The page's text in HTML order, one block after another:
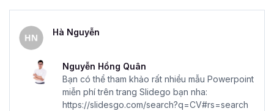
Hà Nguyễn
Nguyễn Hồng Quân
Bạn có thể tham khảo rất nhiều mẫu Powerpoint
miễn phí trên trang Slidego bạn nha:
https://slidesgo.com/search?q=CV#rs=search